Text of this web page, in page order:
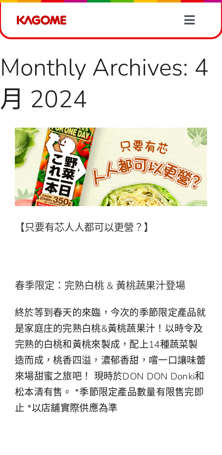
content
Toggle
有營食譜
蔬菜資訊
最新消息
關於我們
聯絡我們
中 EN
Monthly Archives: 4
月 2024【只要有芯人人都可以更營？】
【只要有芯人人都可以更營？】
春季限定：完熟白桃 & 黃桃蔬果汁登場
終於等到春天的來臨，今次的季節限定產品就
是家庭庄的完熟白桃&黃桃蔬果汁！以時令及
完熟的白桃和黃桃來製成，配上14種蔬菜製
造而成，桃香四溢，濃郁香甜，嚐一口讓味蕾
來場甜蜜之旅吧！ 現時於DON DON Donki和
松本清有售。 *季節限定產品數量有限售完即
止 *以店舖實際供應為準